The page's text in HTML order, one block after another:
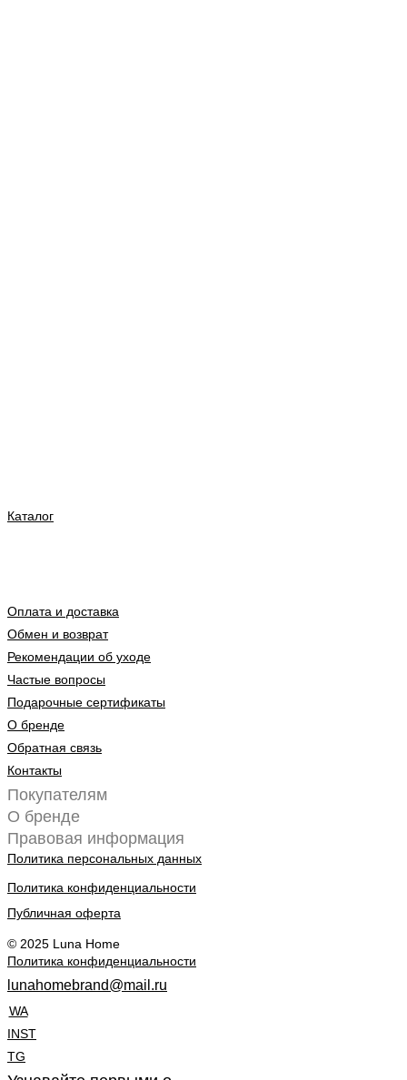
Каталог
Оплата и доставка
Обмен и возврат
Рекомендации об уходе
Частые вопросы
Подарочные сертификаты
О бренде
Обратная связь
Контакты
Покупателям
О бренде
Правовая информация
Политика персональных данных
Политика конфиденциальности
Публичная оферта
© 2025 Luna Home
Политика конфиденциальности
lunahomebrand@mail.ru
WA
INST
TG